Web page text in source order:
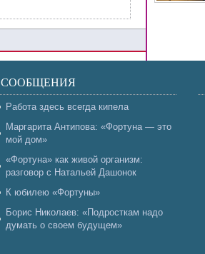
СООБЩЕНИЯ
Работа здесь всегда кипела
Маргарита Антипова: «Фортуна — это
мой дом»
«Фортуна» как живой организм:
разговор с Натальей Дашонок
К юбилею «Фортуны»
Борис Николаев: «Подросткам надо
думать о своем будущем»